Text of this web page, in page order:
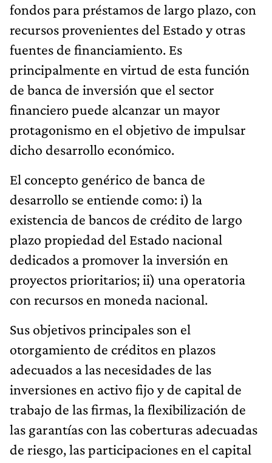
fondos para préstamos de largo plazo, con
recursos provenientes del Estado y otras
fuentes de financiamiento. Es
principalmente en virtud de esta función
de banca de inversión que el sector
financiero puede alcanzar un mayor
protagonismo en el objetivo de impulsar
dicho desarrollo económico.
El concepto genérico de banca de
desarrollo se entiende como: i) la
existencia de bancos de crédito de largo
plazo propiedad del Estado nacional
dedicados a promover la inversión en
proyectos prioritarios; ii) una operatoria
con recursos en moneda nacional.
Sus objetivos principales son el
otorgamiento de créditos en plazos
adecuados a las necesidades de las
inversiones en activo fijo y de capital de
trabajo de las firmas, la flexibilización de
las garantías con las coberturas adecuadas
de riesgo, las participaciones en el capital